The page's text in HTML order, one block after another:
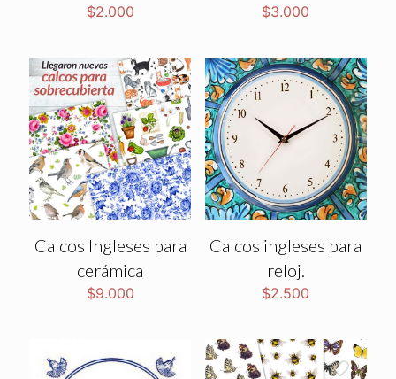
$2.000 $3.000
Calcos Ingleses para
cerámica
$9.000
Calcos ingleses para
reloj.
$2.500